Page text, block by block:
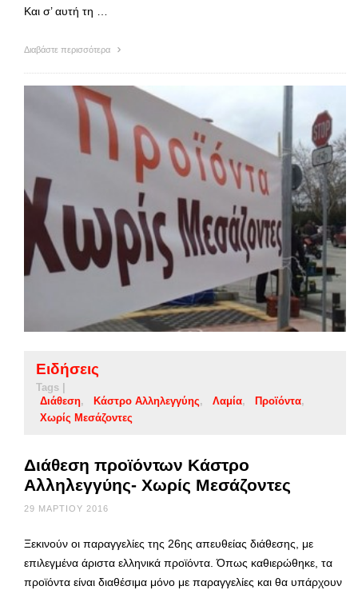
Και σ’ αυτή τη …
Διαβάστε περισσότερα
Ειδήσεις
Tags |
Διάθεση
Κάστρο Αλληλεγγύης Λαμία
Προϊόντα
Χωρίς Μεσάζοντες
Διάθεση προϊόντων Κάστρο
Αλληλεγγύης- Χωρίς Μεσάζοντες
29 ΜΑΡΤΊΟΥ 2016
Ξεκινούν οι παραγγελίες της 26ης απευθείας διάθεσης, με
επιλεγμένα άριστα ελληνικά προϊόντα. Όπως καθιερώθηκε, τα
προϊόντα είναι διαθέσιμα μόνο με παραγγελίες και θα υπάρχουν